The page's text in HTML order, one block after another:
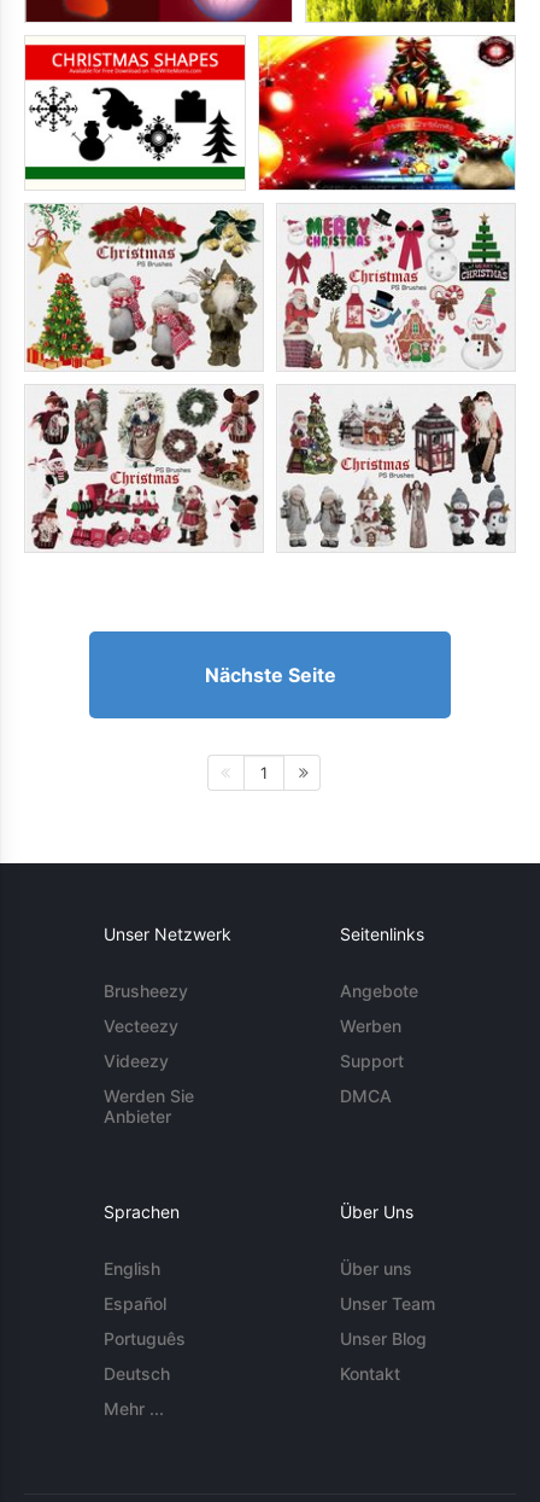
Nächste Seite
1
Unser Netzwerk
Brusheezy
Vecteezy
Videezy
Werden Sie
Anbieter
Seitenlinks
Angebote
Werben
Support
DMCA
Sprachen
English
Español
Português
Deutsch
Mehr ...
Über Uns
Über uns
Unser Team
Unser Blog
Kontakt